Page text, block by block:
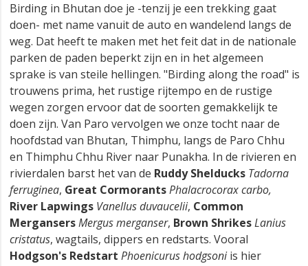
Birding in Bhutan doe je -tenzij je een trekking gaat
doen- met name vanuit de auto en wandelend langs de
weg. Dat heeft te maken met het feit dat in de nationale
parken de paden beperkt zijn en in het algemeen
sprake is van steile hellingen. "Birding along the road" is
trouwens prima, het rustige rijtempo en de rustige
wegen zorgen ervoor dat de soorten gemakkelijk te
doen zijn. Van Paro vervolgen we onze tocht naar de
hoofdstad van Bhutan, Thimphu, langs de Paro Chhu
en Thimphu Chhu River naar Punakha. In de rivieren en
rivierdalen barst het van de Ruddy Shelducks Tadorna
ferruginea, Great CormorantsPhalacrocorax carbo,
River Lapwings Vanellus duvaucelii, Common
MergansersMergus merganser, Brown ShrikesLanius
cristatus, wagtails, dippers en redstarts. Vooral
Hodgson's Redstart Phoenicurus hodgsoniis hier